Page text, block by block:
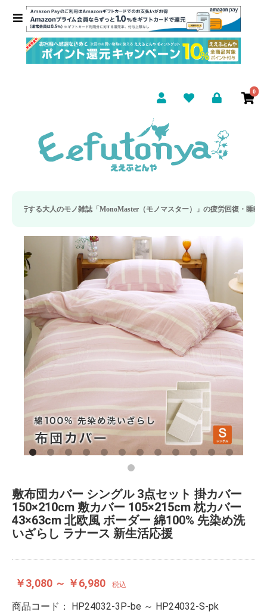
0
（モノマスター）」の疲労回復・睡眠の向上特集に当社のリカバリー
敷布団カバー シングル 3点セット 掛カバー
150×210cm 敷カバー 105×215cm 枕カバー
43×63cm 北欧風 ボーダー 綿100% 先染め洗
いざらし ラナース 新生活応援
￥3,080 ～ ￥6,980 税込
商品コード： HP24032-3P-be ～ HP24032-S-pk